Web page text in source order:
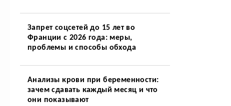
Запрет соцсетей до 15 лет во
Франции с 2026 года: меры,
проблемы и способы обхода
Анализы крови при беременности:
зачем сдавать каждый месяц и что
они показывают